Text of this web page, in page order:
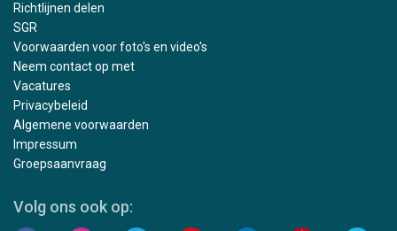
Richtlijnen delen
SGR
Voorwaarden voor foto's en video's
Neem contact op met
Vacatures
Privacybeleid
Algemene voorwaarden
Impressum
Groepsaanvraag
Volg ons ook op: